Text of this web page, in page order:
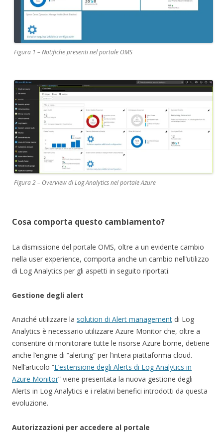
Figura 1 – Notifiche presenti nel portale OMS
Figura 2 – Overview di Log Analytics nel portale Azure
Cosa comporta questo cambiamento?
La dismissione del portale OMS, oltre a un evidente cambio
nella user experience, comporta anche un cambio nell’utilizzo
di Log Analytics per gli aspetti in seguito riportati.
Gestione degli alert
Anziché utilizzare la solution di Alert management di Log
Analytics è necessario utilizzare Azure Monitor che, oltre a
consentire di monitorare tutte le risorse Azure borne, detiene
anche l’engine di “alerting” per l’intera piattaforma cloud.
Nell’articolo “L’estensione degli Alerts di Log Analytics in
Azure Monitor” viene presentata la nuova gestione degli
Alerts in Log Analytics e i relativi benefici introdotti da questa
evoluzione.
Autorizzazioni per accedere al portale